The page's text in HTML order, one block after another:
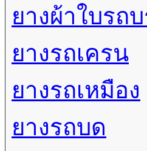
ยางผ้าใบรถ
ยางรถเครน
ยางรถเหมือง
ยางรถบด